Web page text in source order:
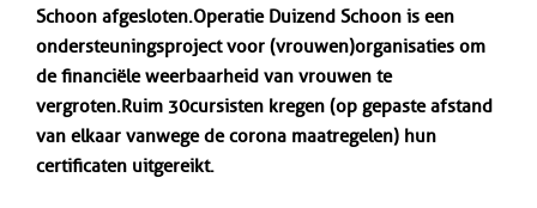
Schoon afgesloten. Operatie Duizend Schoon is een
ondersteuningsproject voor (vrouwen)organisaties om
de financiële weerbaarheid van vrouwen te
vergroten. Ruim 30 cursisten kregen (op gepaste afstand
van elkaar vanwege de corona maatregelen) hun
certificaten uitgereikt.